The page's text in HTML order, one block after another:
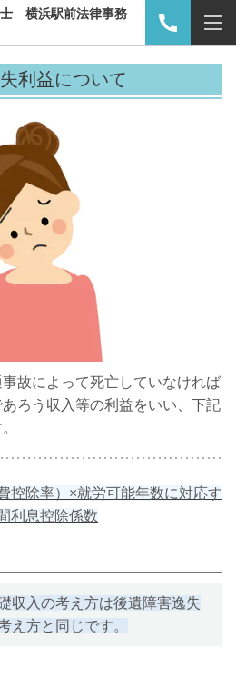
士 横浜駅前法律事務
利益について
故によって死亡していなければ
ろう収入等の利益をいい、下記
控除率）×就労可能年数に対応す
利息控除係数
収入の考え方は後遺障害逸失
え方と同じです。